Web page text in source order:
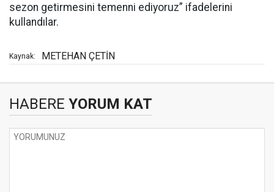
sezon getirmesini temenni ediyoruz” ifadelerini
kullandılar.
Kaynak: METEHAN ÇETİN
HABERE YORUM KAT